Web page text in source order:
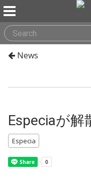
News
Especiaが解
Especia